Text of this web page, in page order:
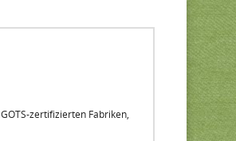
zertifizierten Fabriken,